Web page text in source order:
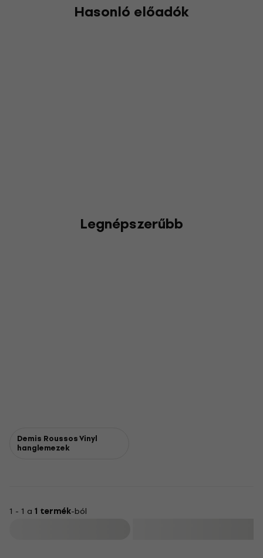
Hasonló előadók
Legnépszerűbb
Demis Roussos Vinyl
hanglemezek
1 - 1 a 1 termék-ból